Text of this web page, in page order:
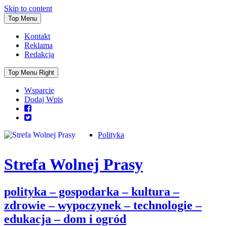
Skip to content
Top Menu
Kontakt
Reklama
Redakcja
Top Menu Right
Wsparcie
Dodaj Wpis
Strefa Wolnej Prasy
polityka – gospodarka – kultura –
zdrowie – wypoczynek – technologie –
edukacja – dom i ogród
Polityka